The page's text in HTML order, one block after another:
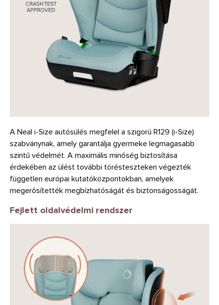
A Neal i-Size autósülés megfelel a szigorú R129 (i-Size)
szabványnak, amely garantálja gyermeke legmagasabb
szintű védelmét. A maximális minőség biztosítása
érdekében az ülést további törésteszteken végezték
független európai kutatóközpontokban, amelyek
megerősítették megbízhatóságát és biztonságosságát.
Fejlett oldalvédelmi rendszer